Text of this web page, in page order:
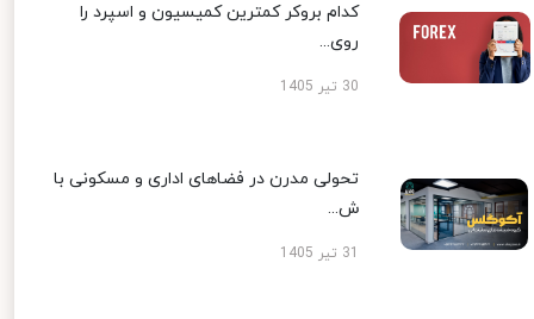
کدام بروکر کمترین کمیسیون و اسپرد را
روی...
30 تیر 1405
تحولی مدرن در فضاهای اداری و مسکونی با
ش...